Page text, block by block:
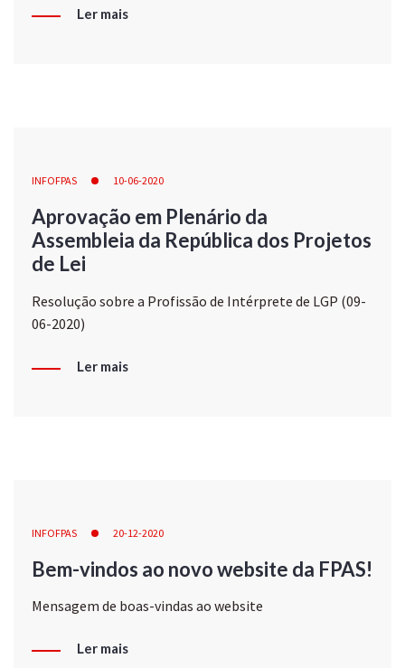
Ler mais
INFOFPAS 10-06-2020
Aprovação em Plenário da
Assembleia da República dos Projetos
de Lei
Resolução sobre a Profissão de Intérprete de LGP (09-
06-2020)
Ler mais
INFOFPAS 20-12-2020
Bem-vindos ao novo website da FPAS!
Mensagem de boas-vindas ao website
Ler mais